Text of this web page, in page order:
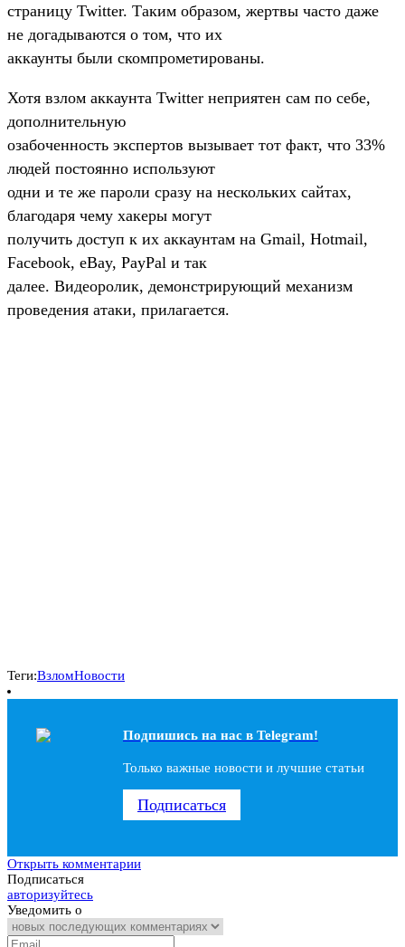
страницу Twitter. Таким образом, жертвы часто даже
не догадываются о том, что их
аккаунты были скомпрометированы.
Хотя взлом аккаунта Twitter неприятен сам по себе,
дополнительную
озабоченность экспертов вызывает тот факт, что 33%
людей постоянно используют
одни и те же пароли сразу на нескольких сайтах,
благодаря чему хакеры могут
получить доступ к их аккаунтам на Gmail, Hotmail,
Facebook, eBay, PayPal и так
далее. Видеоролик, демонстрирующий механизм
проведения атаки, прилагается.
Теги:ВзломНовости
Подпишись на наc в Telegram!
Только важные новости и лучшие статьи
Подписаться
Открыть комментарии
Подписаться
авторизуйтесь
Уведомить о